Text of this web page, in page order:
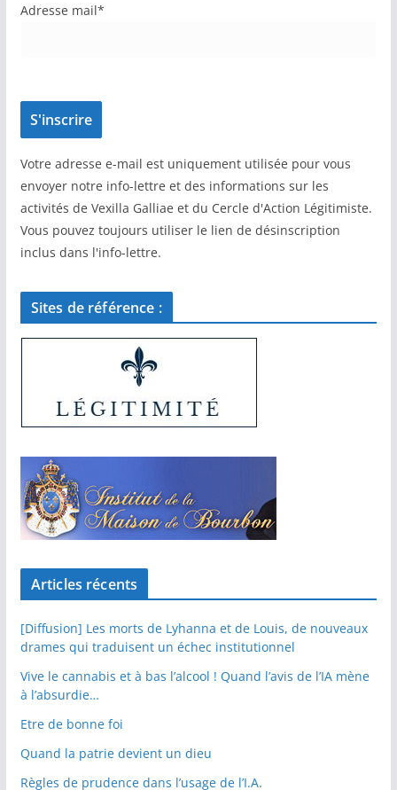
Adresse mail*
Votre adresse e-mail est uniquement utilisée pour vous
envoyer notre info-lettre et des informations sur les
activités de Vexilla Galliae et du Cercle d'Action Légitimiste.
Vous pouvez toujours utiliser le lien de désinscription
inclus dans l'info-lettre.
Sites de référence :
Articles récents
[Diffusion] Les morts de Lyhanna et de Louis, de nouveaux
drames qui traduisent un échec institutionnel
Vive le cannabis et à bas l’alcool ! Quand l’avis de l’IA mène
à l’absurdie…
Etre de bonne foi
Quand la patrie devient un dieu
Règles de prudence dans l’usage de l’I.A.